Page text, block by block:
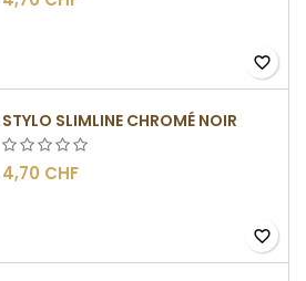
favorite_border
STYLO SLIMLINE CHROMÉ NOIR
4,70 CHF
favorite_border